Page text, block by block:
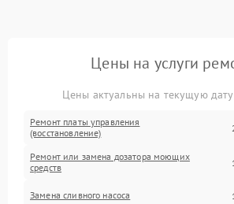
Цены на услуги
Цены актуальны на текущую
Ремонт платы управления
(восстановление)
Ремонт или замена дозатора моющих
средств
Замена сливного насоса